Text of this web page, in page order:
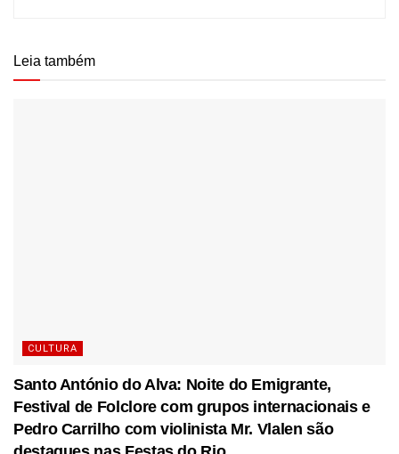
Leia também
CULTURA
Santo António do Alva: Noite do Emigrante,
Festival de Folclore com grupos internacionais e
Pedro Carrilho com violinista Mr. Vlalen são